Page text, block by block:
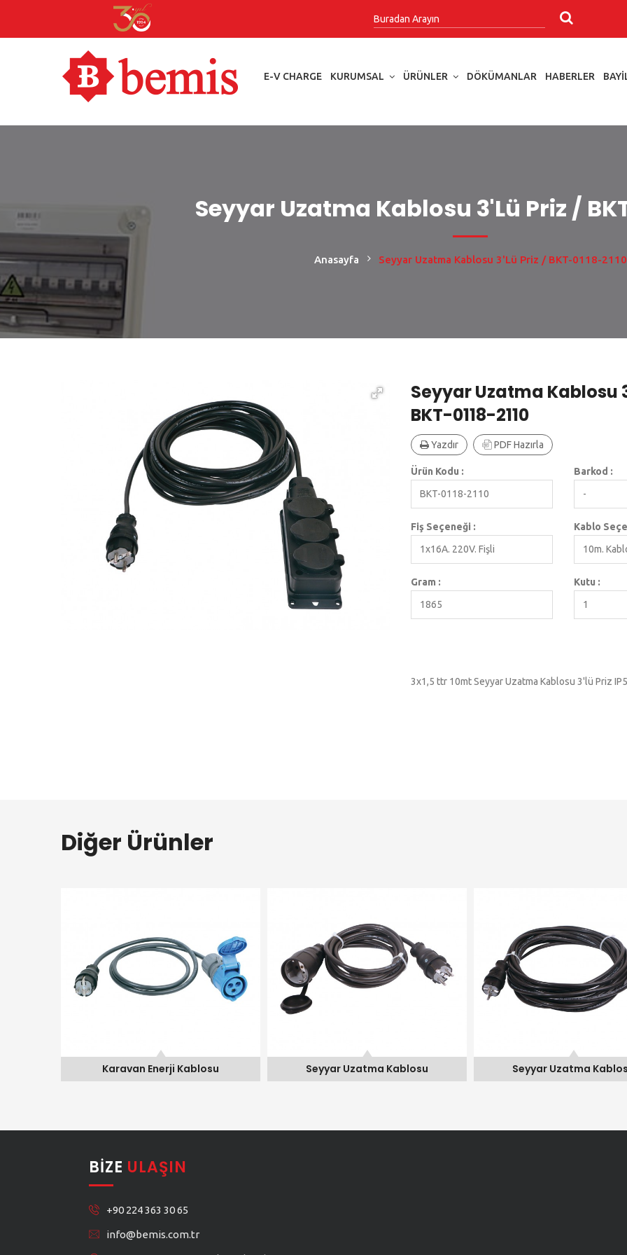
E-V CHARGE KURUMSAL ÜRÜNLER DÖKÜMANLAR HABERLER
Seyyar Uzatma Kablosu 3'lü Priz /
Anasayfa Seyyar Uzatma Kablosu 3'lü Priz / BKT-0118-2110
Seyyar Uzatma Kablosu
BKT-0118-2110
Yazdır PDF Hazırla
Ürün Kodu :
BKT-0118-2110
Barkod :
-
Fiş Seçeneği :
1x16A. 220V. Fişli
Kablo
10m.
Gram :
1865
Kutu :
1
3x1,5 ttr 10mt Seyyar Uzatma Kablosu 3'lü Priz
Diğer Ürünler
Karavan Enerji Kablosu Seyyar Uzatma Kablosu Seyyar Uzatma
BIZE ULAŞIN
+90 224 363 30 65
info@bemis.com.tr